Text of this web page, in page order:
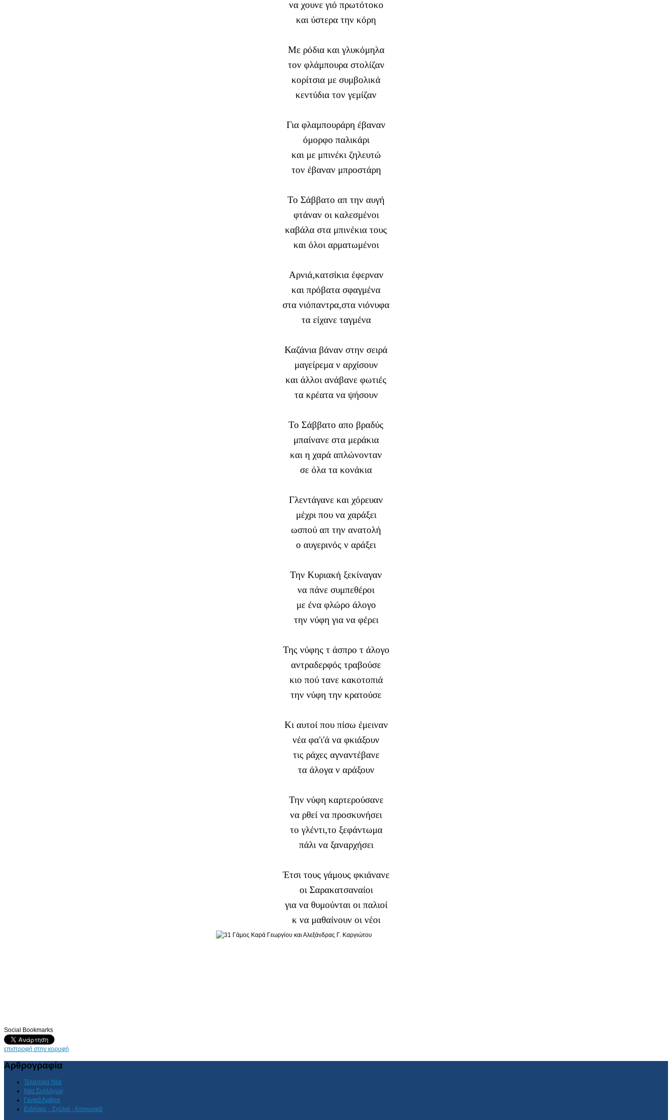
να χουνε γιό πρωτότοκο
και ύστερα την κόρη
Με ρόδια και γλυκόμηλα
τον φλάμπουρα στολίζαν
κορίτσια με συμβολικά
κεντύδια τον γεμίζαν
Για φλαμπουράρη έβαναν
όμορφο παλικάρι
και με μπινέκι ζηλευτώ
τον έβαναν μπροστάρη
Το Σάββατο απ την αυγή
φτάναν οι καλεσμένοι
καβάλα στα μπινέκια τους
και όλοι αρματωμένοι
Αρνιά,κατσίκια έφερναν
και πρόβατα σφαγμένα
στα νιόπαντρα,στα νιόνυφα
τα είχανε ταγμένα
Καζάνια βάναν στην σειρά
μαγείρεμα ν αρχίσουν
και άλλοι ανάβανε φωτιές
τα κρέατα να ψήσουν
Το Σάββατο απο βραδύς
μπαίνανε στα μεράκια
και η χαρά απλώνονταν
σε όλα τα κονάκια
Γλεντάγανε και χόρευαν
μέχρι που να χαράξει
ωσπού απ την ανατολή
ο αυγερινός ν αράξει
Την Κυριακή ξεκίναγαν
να πάνε συμπεθέροι
με ένα φλώρο άλογο
την νύφη για να φέρει
Της νύφης τ άσπρο τ άλογο
αντραδερφός τραβούσε
κιο πού τανε κακοτοπιά
την νύφη την κρατούσε
Κι αυτοί που πίσω έμειναν
νέα φα'ι'ά να φκιάξουν
τις ράχες αγναντέβανε
τα άλογα ν αράξουν
Την νύφη καρτερούσανε
να ρθεί να προσκυνήσει
το γλέντι,το ξεφάντωμα
πάλι να ξαναρχήσει
Έτσι τους γάμους φκιάνανε
οι Σαρακατσαναίοι
για να θυμούνται οι παλιοί
κ να μαθαίνουν οι νέοι
Social Bookmarks
επιστροφή στην κορυφή
Αρθρογραφία
Τελευταία Νέα
Νέα Συλλόγων
Γενικά Άρθρα
Ειδήσεις - Σχόλια - Κοινωνικά